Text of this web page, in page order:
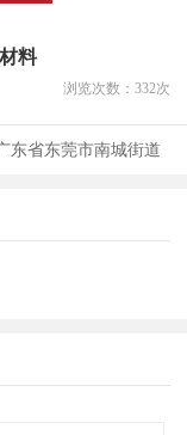
料
浏览次数： 332次
东省东莞市南城街道